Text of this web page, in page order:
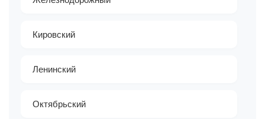
Кировский
Ленинский
Октябрьский